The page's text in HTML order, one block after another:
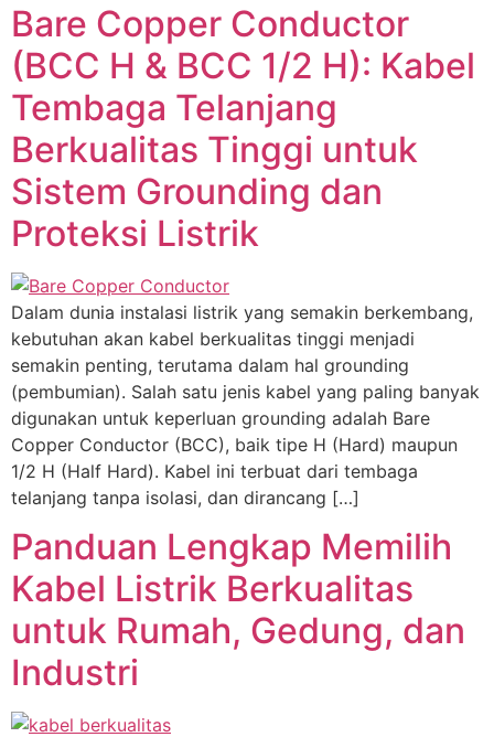
Bare Copper Conductor
(BCC H & BCC 1/2 H): Kabel
Tembaga Telanjang
Berkualitas Tinggi untuk
Sistem Grounding dan
Proteksi Listrik
Dalam dunia instalasi listrik yang semakin berkembang,
kebutuhan akan kabel berkualitas tinggi menjadi
semakin penting, terutama dalam hal grounding
(pembumian). Salah satu jenis kabel yang paling banyak
digunakan untuk keperluan grounding adalah Bare
Copper Conductor (BCC), baik tipe H (Hard) maupun
1/2 H (Half Hard). Kabel ini terbuat dari tembaga
telanjang tanpa isolasi, dan dirancang […]
Panduan Lengkap Memilih
Kabel Listrik Berkualitas
untuk Rumah, Gedung, dan
Industri